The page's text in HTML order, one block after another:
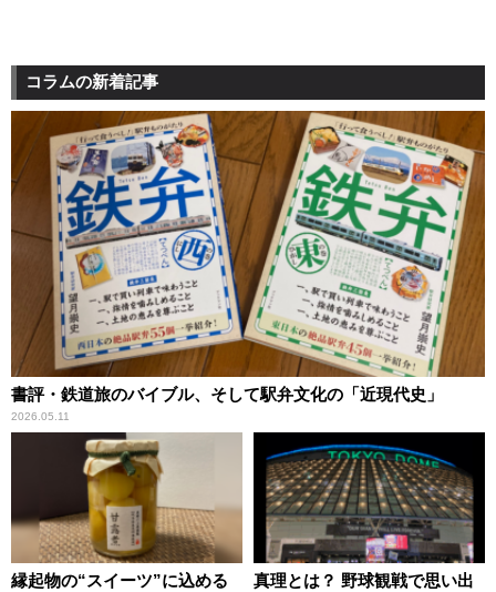
コラムの新着記事
書評・鉄道旅のバイブル、そして駅弁文化の「近現代史」
2026.05.11
縁起物の“スイーツ”に込める
真理とは？ 野球観戦で思い出